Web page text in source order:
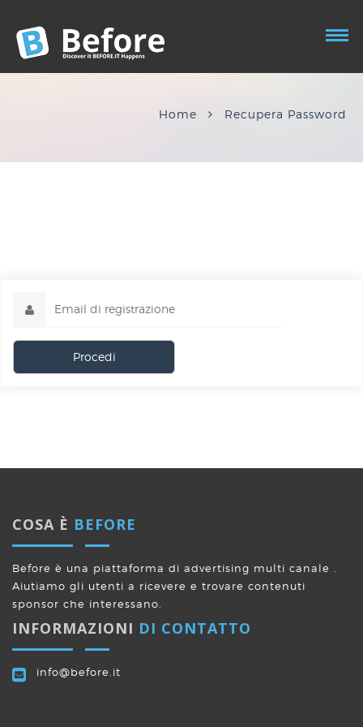
Home Recupera Password
Procedi
COSA È BEFORE
Before è una piattaforma di advertising multi canale .
Aiutiamo gli utenti a ricevere e trovare contenuti
sponsor che interessano.
INFORMAZIONI DI CONTATTO
info@before.it